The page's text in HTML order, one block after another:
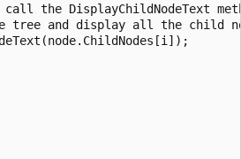
the DisplayChildNodeText
tree and display all the child